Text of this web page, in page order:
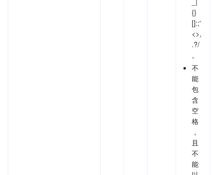
{}
[]:;'
<>,
.?/
。
不
能
包
含
空
格
，
且
不
能